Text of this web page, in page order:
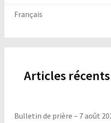
Français
Articles
Bulletin de prière – 7 août